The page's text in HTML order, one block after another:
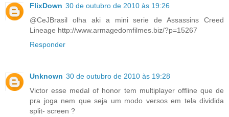
FlixDown 30 de outubro de 2010 às 19:26
@CeJBrasil olha aki a mini serie de Assassins Creed
Lineage http://www.armagedomfilmes.biz/?p=15267
Responder
Unknown 30 de outubro de 2010 às 19:28
Victor esse medal of honor tem multiplayer offline que de
pra joga nem que seja um modo versos em tela dividida
split- screen ?